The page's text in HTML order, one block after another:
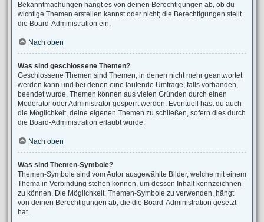
Bekanntmachungen hängt es von deinen Berechtigungen ab, ob du
wichtige Themen erstellen kannst oder nicht; die Berechtigungen stellt
die Board-Administration ein.
Nach oben
Was sind geschlossene Themen?
Geschlossene Themen sind Themen, in denen nicht mehr geantwortet
werden kann und bei denen eine laufende Umfrage, falls vorhanden,
beendet wurde. Themen können aus vielen Gründen durch einen
Moderator oder Administrator gesperrt werden. Eventuell hast du auch
die Möglichkeit, deine eigenen Themen zu schließen, sofern dies durch
die Board-Administration erlaubt wurde.
Nach oben
Was sind Themen-Symbole?
Themen-Symbole sind vom Autor ausgewählte Bilder, welche mit einem
Thema in Verbindung stehen können, um dessen Inhalt kennzeichnen
zu können. Die Möglichkeit, Themen-Symbole zu verwenden, hängt
von deinen Berechtigungen ab, die die Board-Administration gesetzt
hat.